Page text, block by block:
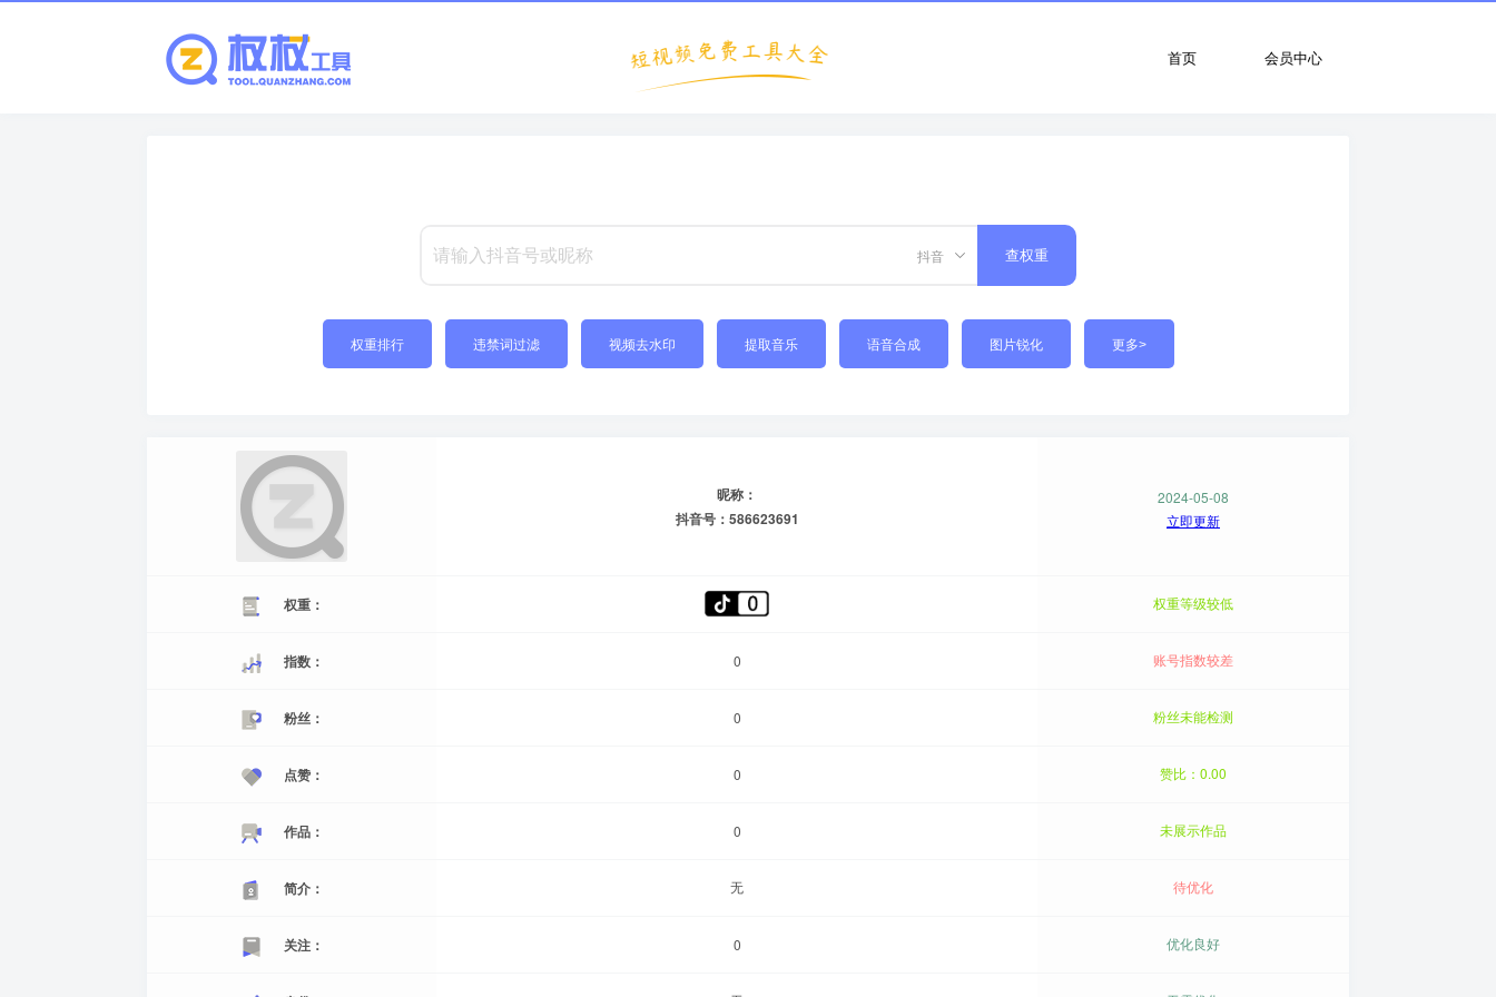
会员中心
首页
抖音 查权重
权重排行 违禁词过滤 视频去水印 提取音乐 语音合成 图片锐化 更多>
昵称：
抖音号：586623691
2024-05-08
立即更新
权重： 权重等级较低
指数： 0 账号指数较差
粉丝： 0 粉丝未能检测
点赞： 0 赞比：0.00
作品： 0 未展示作品
简介： 无 待优化
关注： 0 优化良好